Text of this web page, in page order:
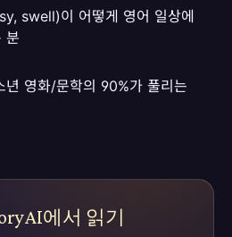
swell)이 어떻게 영어 일상에
분
년 영화/문학의 90%가 풀리는
에서 읽기